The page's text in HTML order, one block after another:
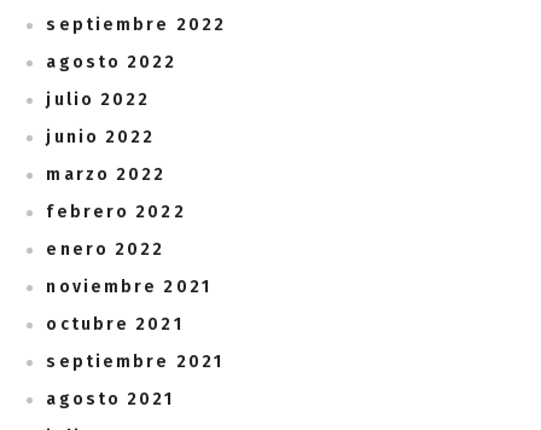
septiembre 2022
agosto 2022
julio 2022
junio 2022
marzo 2022
febrero 2022
enero 2022
noviembre 2021
octubre 2021
septiembre 2021
agosto 2021